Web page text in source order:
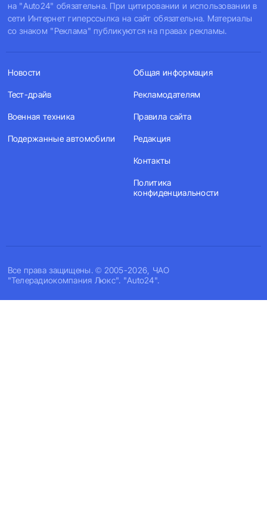
на "Auto24" обязательна. При цитировании и использовании в
сети Интернет гиперссылка на сайт обязательна. Материалы
со знаком "Реклама" публикуются на правах рекламы.
Все права защищены. © 2005-2026, ЧАО
"Телерадиокомпания Люкс". "Auto24".
Новости
Тест-драйв
Военная техника
Подержанные автомобили
Общая информация
Рекламодателям
Правила сайта
Редакция
Контакты
Политика
конфиденциальности